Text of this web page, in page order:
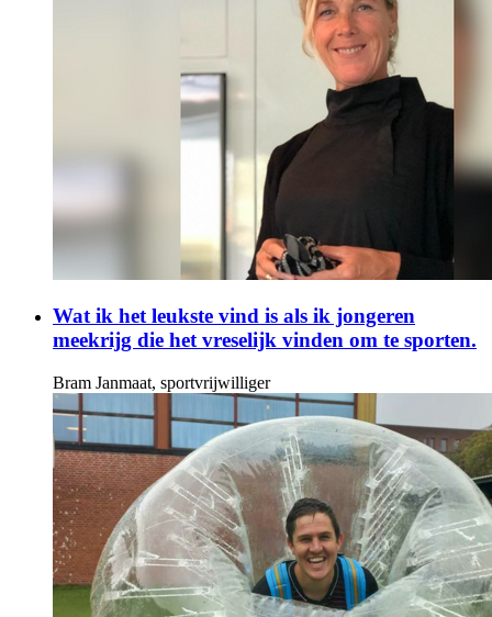
Wat ik het leukste vind is als ik jongeren
meekrijg die het vreselijk vinden om te sporten.
Bram Janmaat, sportvrijwilliger